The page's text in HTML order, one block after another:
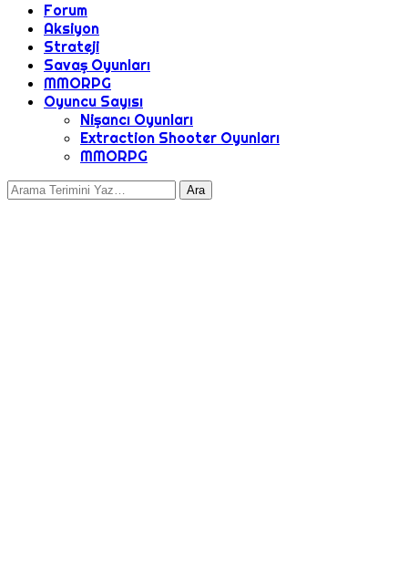
Forum
Aksiyon
Strateji
Savaş Oyunları
MMORPG
Oyuncu Sayısı
Nişancı Oyunları
Extraction Shooter Oyunları
MMORPG